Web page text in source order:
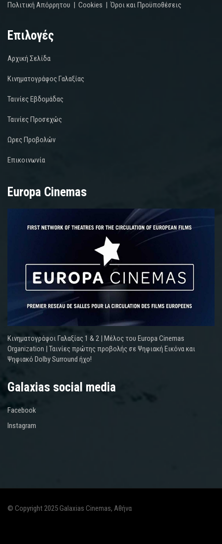
Πολιτική Απόρρητου | Cookies |Όροι και Προϋποθέσεις
Επιλογές
Αρχική Σελίδα
Κινηματογράφος Γαλαξίας
Ταινίες Εβδομάδας
Ταινίες Προσεχώς
Ωρες Προβολών
Επικοινωνία
Europa Cinemas
Κινηματογράφοι Γαλαξίας 1 & 2 | Μέλος του Europa Cinemas
Organization | Ταινίες πρώτης προβολής σε Ψηφιακή Εικόνα και
Ψηφιακό Dolby Surround ήχο!
Galaxias social media
Facebook
Instagram
© Copyright 2025 Galaxias Cinemas, Αθήνα